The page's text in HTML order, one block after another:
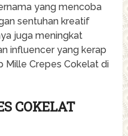
yang mencoba
sentuhan kreatif
juga meningkat
influencer yang kerap
Mille Crepes Cokelat di
COKELAT